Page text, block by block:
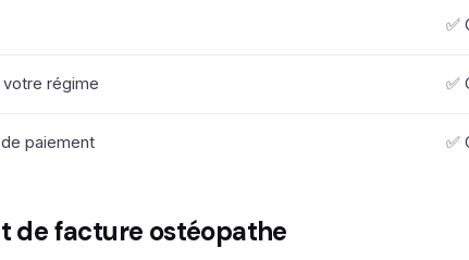
✅
régime ✅
paiement ✅
de facture ostéopathe